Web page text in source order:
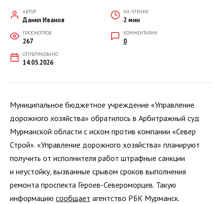
АВТОР
Данил Иванов
НА ЧТЕНИЕ
2 мин
ПРОСМОТРОВ
267
КОММЕНТАРИИ
0
ОПУБЛИКОВАНО
14.05.2026
Муниципальное бюджетное учреждение «Управление
дорожного хозяйства» обратилось в Арбитражный суд
Мурманской области с иском против компании «Север
Строй». «Управление дорожного хозяйства» планируют
получить от исполнителя работ штрафные санкции
и неустойку, вызванные срывом сроков выполнения
ремонта проспекта Героев-Североморцев. Такую
информацию сообщает агентство РБК Мурманск.